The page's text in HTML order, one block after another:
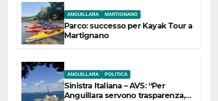
ANGUILLARA MARTIGNANO
Parco: successo per Kayak Tour a
Martignano
ANGUILLARA POLITICA
Sinistra Italiana – AVS: “Per
Anguillara servono trasparenza,